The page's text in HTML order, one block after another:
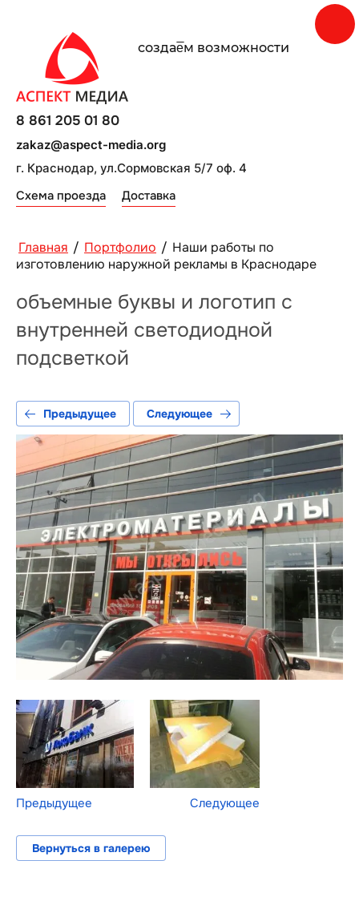
создаe̅м возможности
г. Краснодар, ул.Сормовская 5/7 оф. 4
Схема проезда Доставка
8 861 205 01 80
zakaz@aspect-media.org
Главная / Портфолио / Наши работы по
изготовлению наружной рекламы в Краснодаре
объемные буквы и логотип с
внутренней светодиодной
подсветкой
Предыдущее Следующее
Предыдущее Следующее
Вернуться в галерею